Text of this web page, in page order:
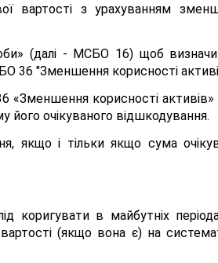
вартості з урахуванням
(далі - МСБО 16) щоб
36 "Зменшення корисності
«Зменшення корисності активів»
очікуваного відшкодування.
якщо і тільки якщо сума
коригувати в майбутніх
вартості (якщо вона є) на